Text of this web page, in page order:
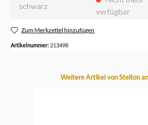
schwarz
verfügbar
Zum Merkzettel hinzufügen
Artikelnummer: 213498
Produktgalerie überspringen
Weitere Artikel von Stelton